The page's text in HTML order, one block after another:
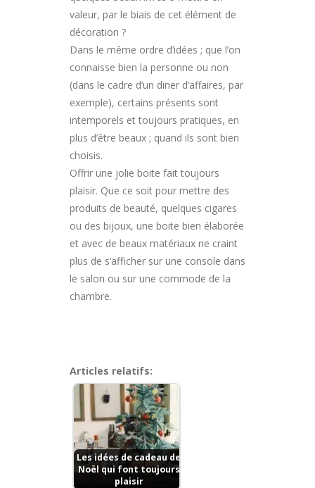
valeur, par le biais de cet élément de
décoration ?
Dans le même ordre d’idées ; que l’on
connaisse bien la personne ou non
(dans le cadre d’un diner d’affaires, par
exemple), certains présents sont
intemporels et toujours pratiques, en
plus d’être beaux ; quand ils sont bien
choisis.
Offrir une jolie boite fait toujours
plaisir. Que ce soit pour mettre des
produits de beauté, quelques cigares
ou des bijoux, une boite bien élaborée
et avec de beaux matériaux ne craint
plus de s’afficher sur une console dans
le salon ou sur une commode de la
chambre.
Articles relatifs:
Les idées de cadeau de
Noël qui font toujours
plaisir